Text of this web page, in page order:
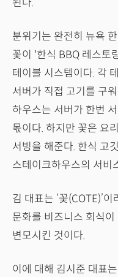
된다.
분위기는 완전히 뉴욕
꽃이 '한식 BBQ 레스토
테이블 시스템이다. 각
서버가 직접 고기를 구
하우스는 서버가 한번
몫이다. 하지만 꽃은 요
서빙을 해준다. 한식 고
스테이크하우스의 서비
김 대표는 ‘꽃(COTE)’
문화를 비즈니스 회식
변모시킨 것이다.
이에 대해 김시준 대표